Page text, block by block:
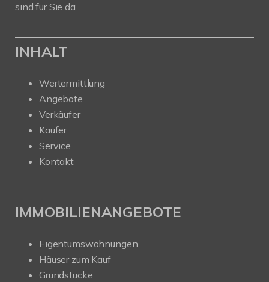
sind für Sie da.
INHALT
Wertermittlung
Angebote
Verkäufer
Käufer
Service
Kontakt
IMMOBILIENANGEBOTE
Eigentumswohnungen
Häuser zum Kauf
Grundstücke